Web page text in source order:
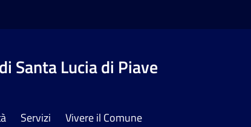
Santa Lucia di Piave
Servizi Vivere il Comune